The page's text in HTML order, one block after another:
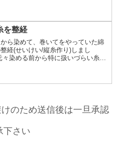
になりました水通しして生地が落
たらまた変...
を整経
ら染めて、巻いてをやっていた綿
経(せいけい/縦糸作り)しまし
々染める前から特に扱いづらい糸で
のため送信後は一旦承認
下さい